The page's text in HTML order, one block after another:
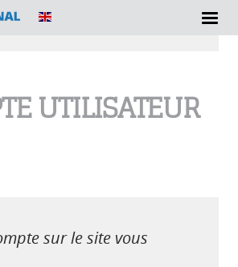
UTILISATEUR
sur le site vous